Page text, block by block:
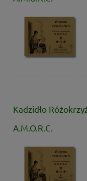
Kadzidło
A.M.O.R.C.